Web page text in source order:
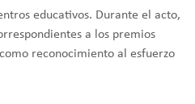
educativos. Durante el acto,
a los premios
reconocimiento al esfuerzo